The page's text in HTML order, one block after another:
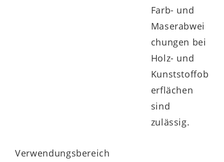
Farb- und
Maserabwei
chungen bei
Holz- und
Kunststoffob
erflächen
sind
zulässig.
Verwendungsbereich